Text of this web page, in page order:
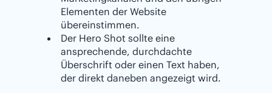
Elementen der Website
übereinstimmen.
Der Hero Shot sollte eine
ansprechende, durchdachte
Überschrift oder einen Text haben,
der direkt daneben angezeigt wird.